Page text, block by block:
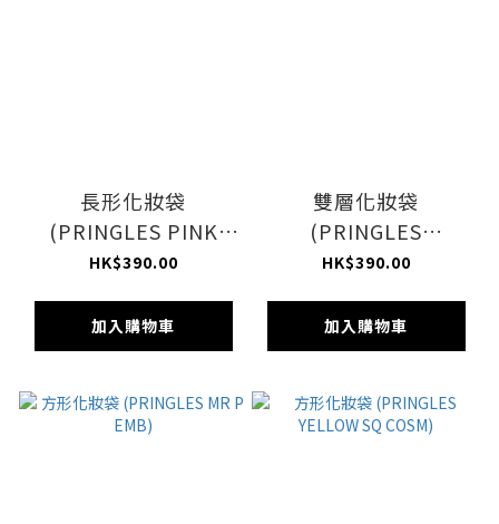
長形化妝袋
(PRINGLES PINK
REC COSM)
HK$390.00
加入購物車
雙層化妝袋
(PRINGLES
STICKERS COSM)
HK$390.00
加入購物車